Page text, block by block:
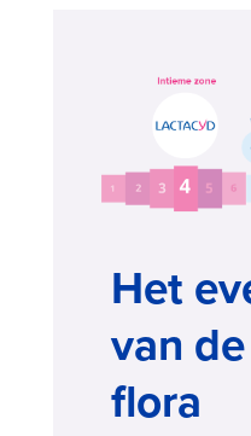
Het
van
flora